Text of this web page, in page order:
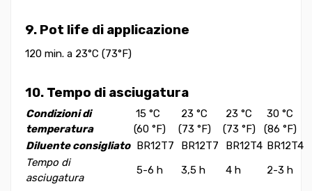
9. Pot life di applicazione
120 min. a 23°C (73°F)
10. Tempo di asciugatura
Condizioni di
temperatura
15 °C
(60 °F)
23 °C
(73 °F)
23 °C
(73 °F)
30 °C
(86 °F)
Diluente consigliato BR12T7 BR12T7 BR12T4 BR12T4
Tempo di
asciugatura
5-6 h 3,5 h 4 h 2-3 h